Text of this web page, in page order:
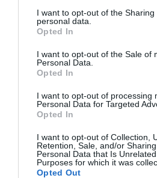
I want to opt-out of the Sharing
personal data.
Opted In
I want to opt-out of the Sale of
Personal Data.
Opted In
I want to opt-out of processing
Personal Data for Targeted
Opted In
I want to opt-out of Collection,
Retention, Sale, and/or
Personal Data that Is
Purposes for which it was
Opted Out
presidenta de FEDIFAR resaltó
llevan a cabo en esta
distribución que, a través de 70
medicamentos y productos
farmacias aragonesas.
AñadirEl Farmacéutico
de Google de forma
ACTIVAR AHORA